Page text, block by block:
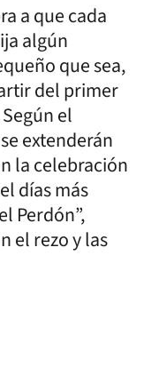
a que cada
algún
que sea,
del primer
el
extenderán
la celebración
días más
Perdón”,
el rezo y las